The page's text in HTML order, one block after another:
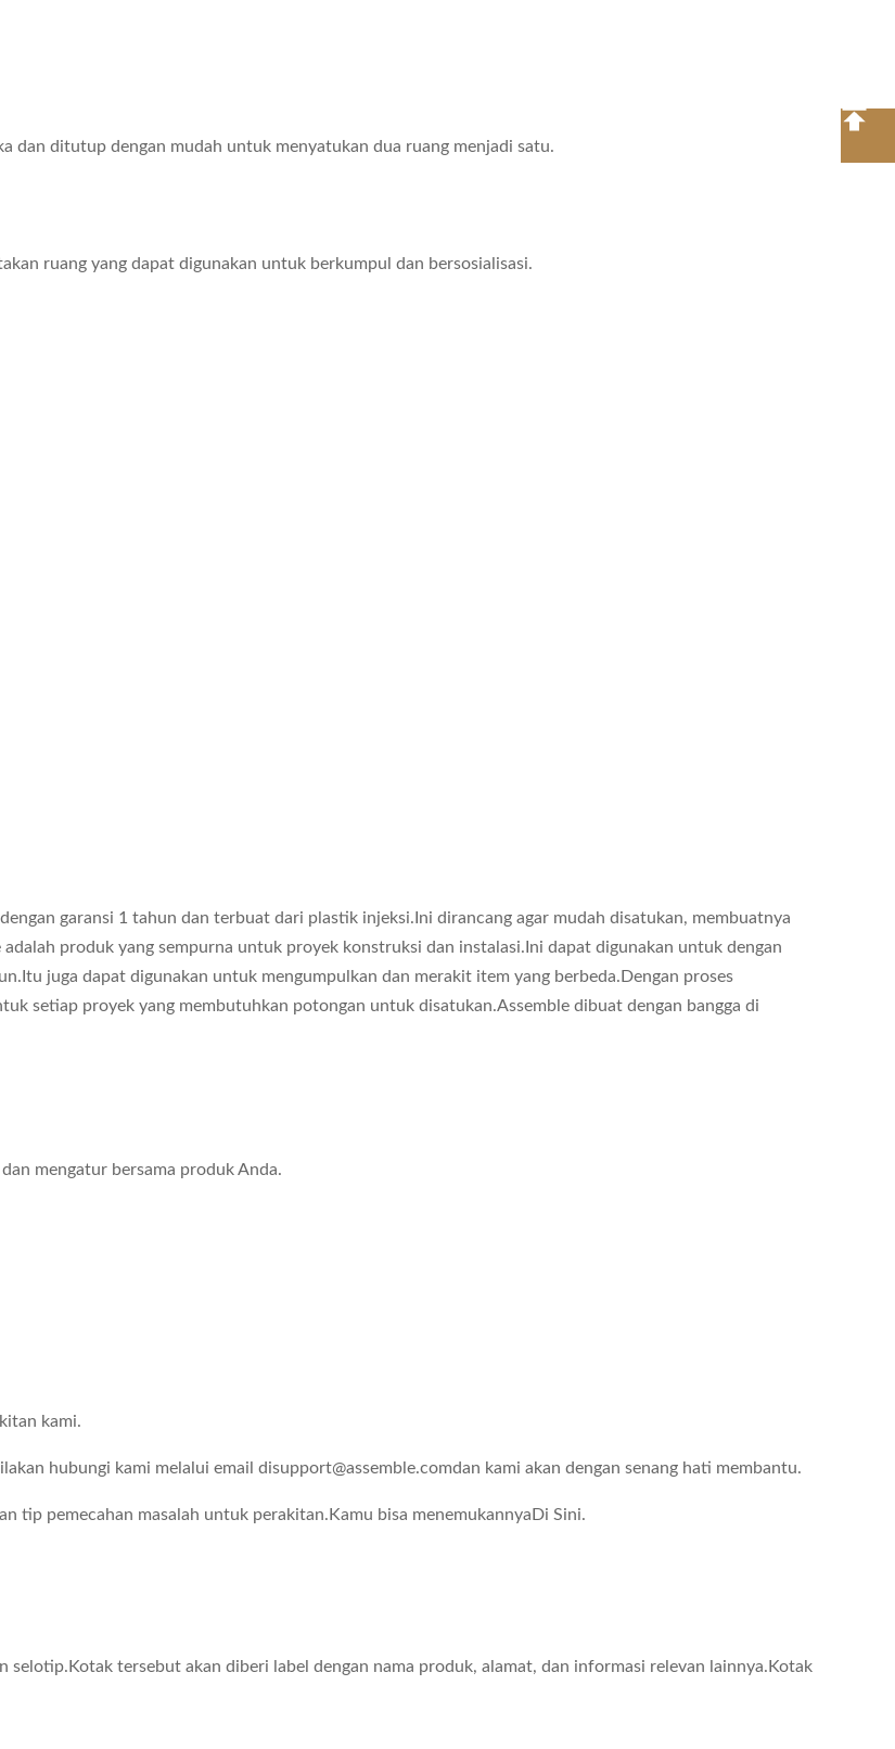
dan ditutup dengan mudah untuk menyatukan dua ruang menjadi satu.
ruang yang dapat digunakan untuk berkumpul dan bersosialisasi.
garansi 1 tahun dan terbuat dari plastik injeksi.Ini dirancang agar mudah disatukan, membuatnya
produk yang sempurna untuk proyek konstruksi dan instalasi.Ini dapat digunakan untuk dengan
juga dapat digunakan untuk mengumpulkan dan merakit item yang berbeda.Dengan proses
setiap proyek yang membutuhkan potongan untuk disatukan.Assemble dibuat dengan bangga di
mengatur bersama produk Anda.
kami.
hubungi kami melalui email disupport@assemble.comdan kami akan dengan senang hati membantu.
tip pemecahan masalah untuk perakitan.Kamu bisa menemukannya Di Sini.
selotip.Kotak tersebut akan diberi label dengan nama produk, alamat, dan informasi relevan lainnya.Kotak